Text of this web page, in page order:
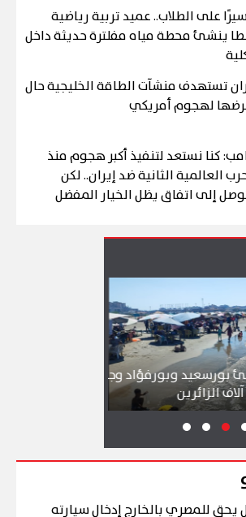
على الطلاب.. عميد تربية رياضية
ينشئ محطة مياه مفلترة حديثة داخل
تستهدف منشآت الطاقة الخليجية حال
لهجوم أمريكي
كنا نستعد لتنفيذ أكبر هجوم منذ
العالمية الثانية ضد إيران.. لكن
إلى اتفاق يظل الخيار المفضل
وبورفؤاد وجبال الملح
يحق للمصري بالخارج إدخال سيارته